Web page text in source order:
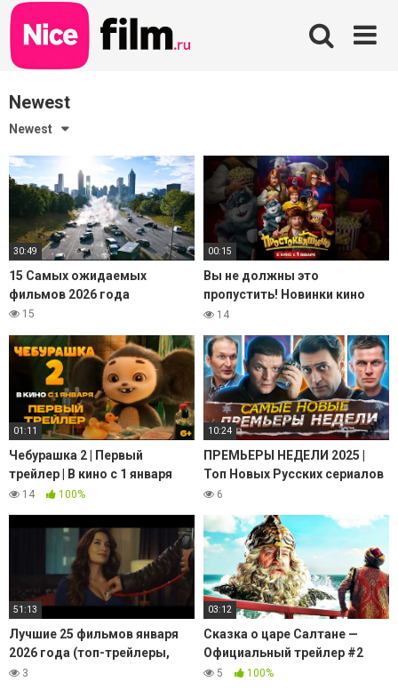
Skip
to
content
Newest
Newest
30:49
15 Самых ожидаемых
фильмов 2026 года
15
00:15
Вы не должны это
пропустить! Новинки кино
2026. Часть 1
14
01:11
Чебурашка 2 | Первый
трейлер | В кино с 1 января
2026 года @START_SHOWS
14 100%
10:24
ПРЕМЬЕРЫ НЕДЕЛИ 2025 |
Топ Новых Русских сериалов
и фильмов декабрь январь
6
51:13
Лучшие 25 фильмов января
2026 года (топ-трейлеры,
новинки, премьеры)
3
03:12
Сказка о царе Салтане —
Официальный трейлер #2
(2026)
5 100%